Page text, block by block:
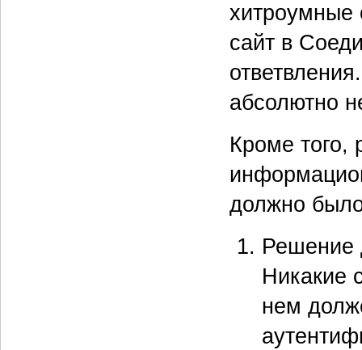
хитроумные
сайт в
абсолютно
Кроме
должно
Решение
Никакие
нем